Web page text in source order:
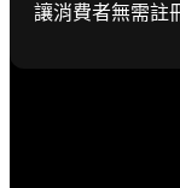
讓消費者無需註